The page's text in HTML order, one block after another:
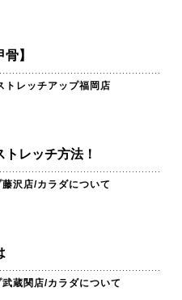
】
トレッチアップ福岡店
レッチ方法！
沢店/カラダについて
蔵関店/カラダについて